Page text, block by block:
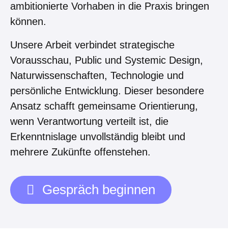
ambitionierte Vorhaben in die Praxis bringen
können.
Unsere Arbeit verbindet strategische
Vorausschau, Public und Systemic Design,
Naturwissenschaften, Technologie und
persönliche Entwicklung. Dieser besondere
Ansatz schafft gemeinsame Orientierung,
wenn Verantwortung verteilt ist, die
Erkenntnislage unvollständig bleibt und
mehrere Zukünfte offenstehen.
Gespräch beginnen